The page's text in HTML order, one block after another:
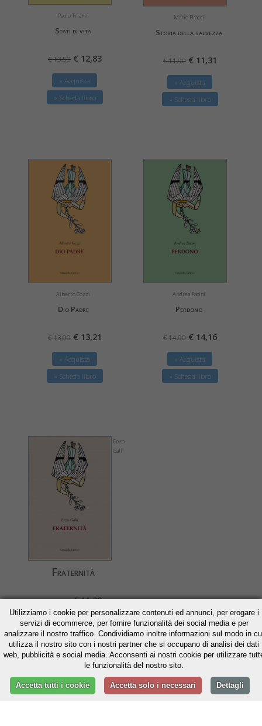
Paolo Trianni
Stati di vita
€ 13,50 € 12,83
» Acquista
» Scheda libro
Mario Bracci
Storia della salvezza
€ 11,90 € 11,31
» Acquista
» Scheda libro
Alberto Cozzi
Dio Padre
€ 13,90 € 13,21
» Acquista
» Scheda libro
Andrea Pacini
Perdono
€ 14,90 € 14,16
» Acquista
» Scheda libro
Enzo
Galli
Fraternità
€ 12,50 € 11,88
» Acquista
» Scheda libro
Utilizziamo i cookie per personalizzare contenuti ed annunci, per erogare i
servizi di ecommerce, per fornire funzionalità dei social media e per
analizzare il nostro traffico. Condividiamo inoltre informazioni sul modo in
utilizza il nostro sito con i nostri partner che si occupano di analisi dei dati
web, pubblicità e social media. Acconsenti ai nostri cookie per utilizzare
le funzionalità del nostro sito.
Accetta tutti i cookie Accetta solo i necessari Dettagli